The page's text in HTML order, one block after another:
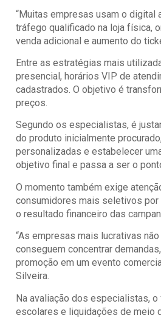
“Muitas empresas usam o digital
tráfego qualificado na loja física,
venda adicional e aumento do
Entre as estratégias mais
presencial, horários VIP de
cadastrados. O objetivo é
preços.
Segundo os especialistas, é
do produto inicialmente
personalizadas e estabelecer
objetivo final e passa a ser o
O momento também exige
consumidores mais seletivos
o resultado financeiro das
“As empresas mais lucrativas
conseguem concentrar
promoção em um evento
Silveira.
Na avaliação dos especialistas,
escolares e liquidações de meio